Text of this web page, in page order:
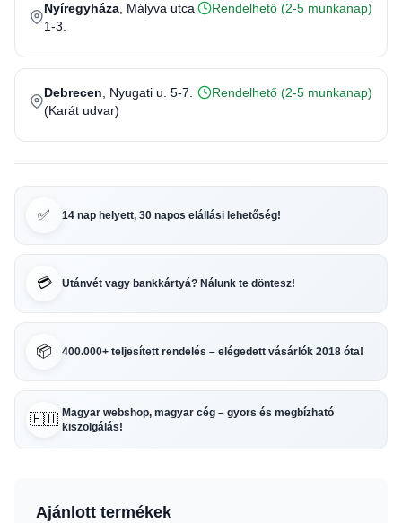
Nyíregyháza , Mályva utca
1-3.
Rendelhető (2-5 munkanap)
Debrecen , Nyugati u. 5-7.
(Karát udvar)
Rendelhető (2-5 munkanap)
✅ 14 nap helyett, 30 napos elállási lehetőség!
💳 Utánvét vagy bankkártyá? Nálunk te döntesz!
📦 400.000+ teljesített rendelés – elégedett vásárlók 2018 óta!
🇭🇺 Magyar webshop, magyar cég – gyors és megbízható
kiszolgálás!
Ajánlott termékek